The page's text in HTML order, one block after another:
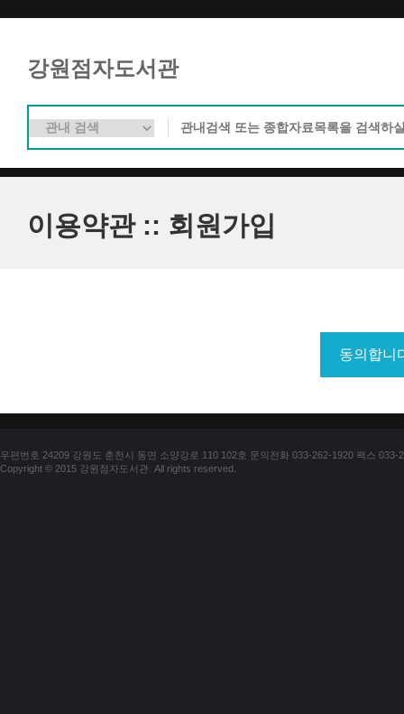
강원점자도서관
이용약관 :: 회원가입
우편번호 24209 강원도 춘천시 동면 소양강로 110 102호 문의전화 033-262-1920 팩스 033-
Copyright © 2015 강원점자도서관. All rights reserved.